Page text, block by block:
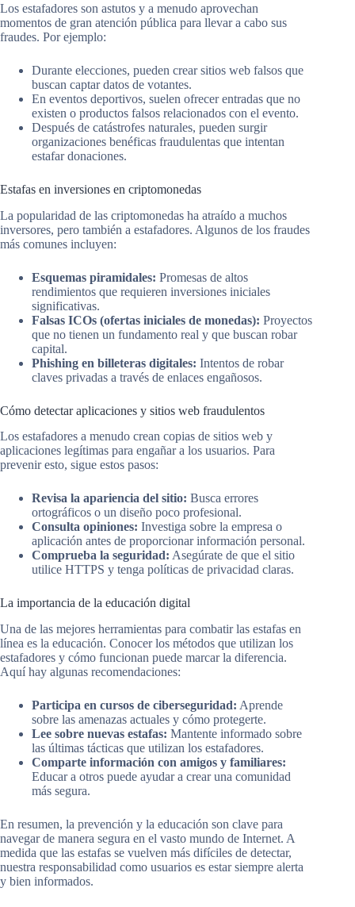
Los estafadores son astutos y a menudo aprovechan
momentos de gran atención pública para llevar a cabo sus
fraudes. Por ejemplo:
Durante elecciones, pueden crear sitios web falsos que
buscan captar datos de votantes.
En eventos deportivos, suelen ofrecer entradas que no
existen o productos falsos relacionados con el evento.
Después de catástrofes naturales, pueden surgir
organizaciones benéficas fraudulentas que intentan
estafar donaciones.
Estafas en inversiones en criptomonedas
La popularidad de las criptomonedas ha atraído a muchos
inversores, pero también a estafadores. Algunos de los fraudes
más comunes incluyen:
Esquemas piramidales: Promesas de altos
rendimientos que requieren inversiones iniciales
significativas.
Falsas ICOs (ofertas iniciales de monedas): Proyectos
que no tienen un fundamento real y que buscan robar
capital.
Phishing en billeteras digitales: Intentos de robar
claves privadas a través de enlaces engañosos.
Cómo detectar aplicaciones y sitios web fraudulentos
Los estafadores a menudo crean copias de sitios web y
aplicaciones legítimas para engañar a los usuarios. Para
prevenir esto, sigue estos pasos:
Revisa la apariencia del sitio: Busca errores
ortográficos o un diseño poco profesional.
Consulta opiniones: Investiga sobre la empresa o
aplicación antes de proporcionar información personal.
Comprueba la seguridad: Asegúrate de que el sitio
utilice HTTPS y tenga políticas de privacidad claras.
La importancia de la educación digital
Una de las mejores herramientas para combatir las estafas en
línea es la educación. Conocer los métodos que utilizan los
estafadores y cómo funcionan puede marcar la diferencia.
Aquí hay algunas recomendaciones:
Participa en cursos de ciberseguridad: Aprende
sobre las amenazas actuales y cómo protegerte.
Lee sobre nuevas estafas: Mantente informado sobre
las últimas tácticas que utilizan los estafadores.
Comparte información con amigos y familiares:
Educar a otros puede ayudar a crear una comunidad
más segura.
En resumen, la prevención y la educación son clave para
navegar de manera segura en el vasto mundo de Internet. A
medida que las estafas se vuelven más difíciles de detectar,
nuestra responsabilidad como usuarios es estar siempre alerta
y bien informados.